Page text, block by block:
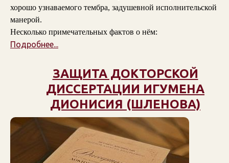
хорошо узнаваемого тембра, задушевной исполнительской
манерой.
Несколько примечательных фактов о нём:
Подробнее...
ЗАЩИТА ДОКТОРСКОЙ
ДИССЕРТАЦИИ ИГУМЕНА
ДИОНИСИЯ (ШЛЕНОВА)